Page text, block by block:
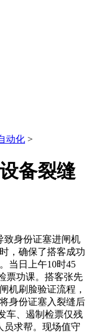
动化 >
备裂缝
身份证塞进闸机
，确保了搭客成功
当日上午10时45
票功课。搭客张先
机刷脸验证流程，
身份证塞入裂缝后
车、遏制检票仅残
员求帮。现场值守